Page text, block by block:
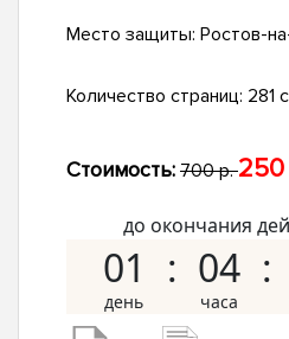
Место защиты: Ростов-
Количество страниц: 281
Стоимость: 700 р.250
до окончания
01 04